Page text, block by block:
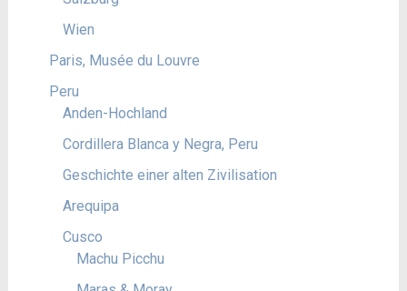
Wien
Paris, Musée du Louvre
Peru
Anden-Hochland
Cordillera Blanca y Negra, Peru
Geschichte einer alten Zivilisation
Arequipa
Cusco
Machu Picchu